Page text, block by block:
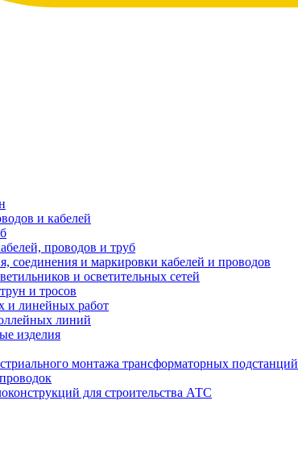
и кабелей
проводов и труб
соединения и маркировки кабелей и проводов
и осветительных сетей
и тросов
и линейных работ
линий
изделия
монтажа трансформаторных подстанций
для строительства АТС